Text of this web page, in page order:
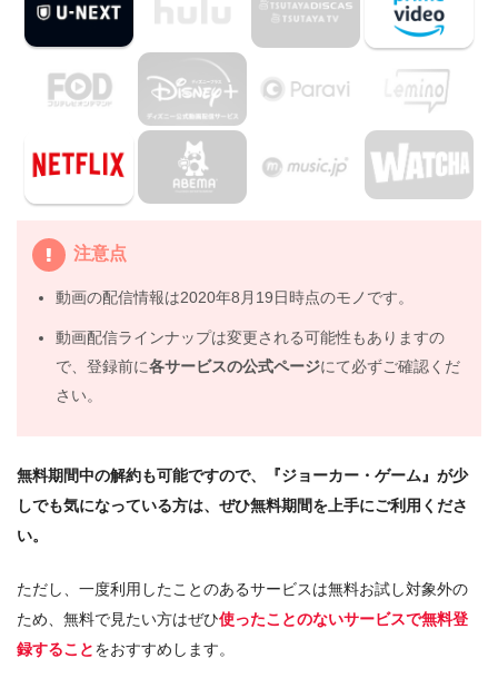
品
アニメ『ジョーカー・ゲーム』の動画はDailymotionや
Pandoraではなく、配信サービスで安全に見よう
アニメ『ジョーカー・ゲーム』動画フル無料視聴まとめ
注意点
動画の配信情報は2020年8月19日時点のモノです。
動画配信ラインナップは変更される可能性もありますの
で、登録前に各サービスの公式ページにて必ずご確認くだ
さい。
無料期間中の解約も可能ですので、『ジョーカー・ゲーム』が少
しでも気になっている方は、ぜひ無料期間を上手にご利用くださ
い。
ただし、一度利用したことのあるサービスは無料お試し対象外の
ため、無料で見たい方はぜひ使ったことのないサービスで無料登
録することをおすすめします。